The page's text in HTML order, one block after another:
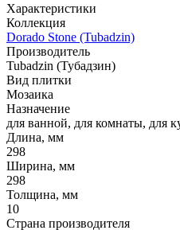
Характеристики
Коллекция
Dorado Stone (Tubadzin)
Производитель
Tubadzin (Тубадзин)
Вид плитки
Мозаика
Назначение
для ванной, для комнаты, для
Длина, мм
298
Ширина, мм
298
Толщина, мм
10
Страна производителя